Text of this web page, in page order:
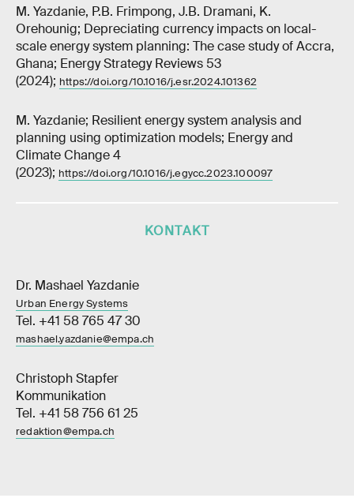
M. Yazdanie, P.B. Frimpong, J.B. Dramani, K.
Orehounig; Depreciating currency impacts on local-
scale energy system planning: The case study of Accra,
Ghana; Energy Strategy Reviews 53
(2024); https://doi.org/10.1016/j.esr.2024.101362
M. Yazdanie; Resilient energy system analysis and
planning using optimization models; Energy and
Climate Change 4
(2023); https://doi.org/10.1016/j.egycc.2023.100097
KONTAKT
Dr. Mashael Yazdanie
Urban Energy Systems
Tel. +41 58 765 47 30
mashael.yazdanie@empa.ch
Christoph Stapfer
Kommunikation
Tel. +41 58 756 61 25
redaktion@empa.ch